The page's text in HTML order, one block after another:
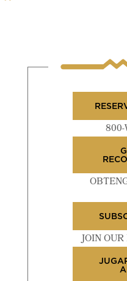
800-
JOIN